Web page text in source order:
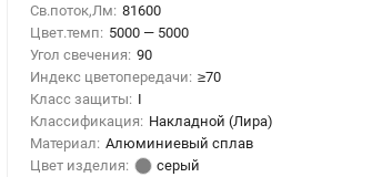
Св.поток,Лм: 81600
Цвет.темп: 5000 — 5000
Угол свечения: 90
Индекс цветопередачи: ≥70
Класс защиты: I
Классификация: Накладной (Лира)
Материал: Алюминиевый сплав
Цвет изделия:
серый